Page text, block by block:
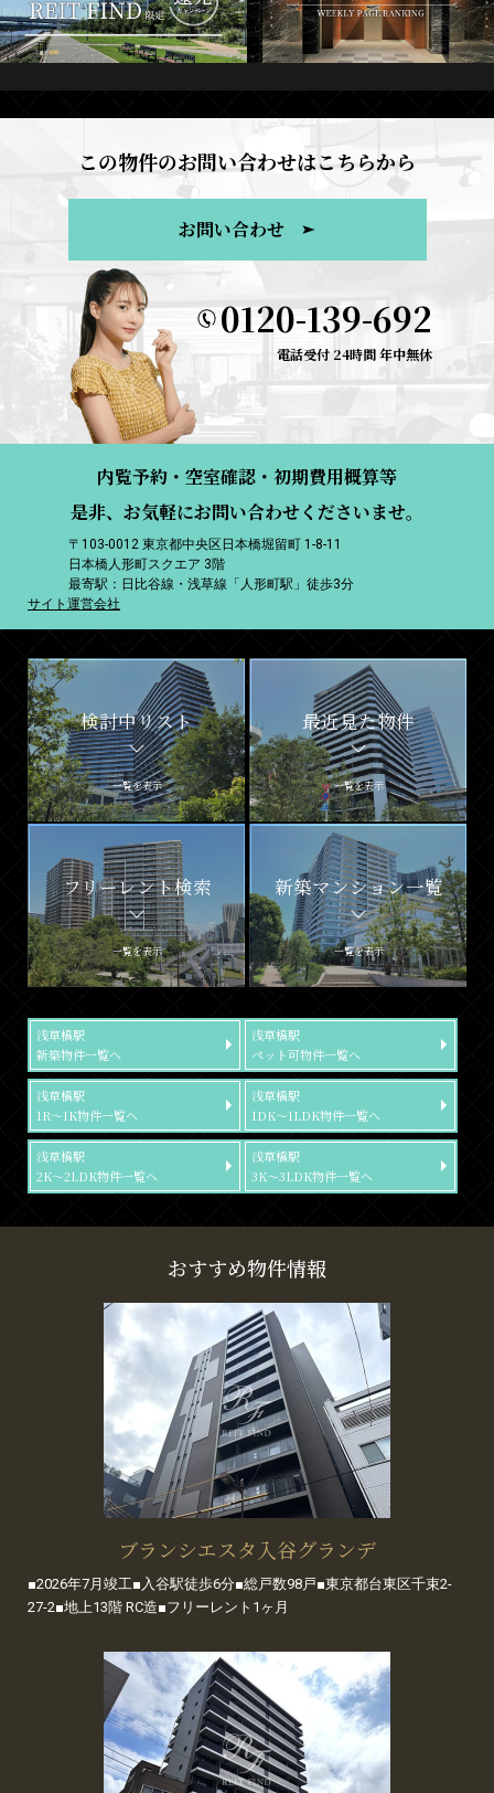
この物件のお問い合わせはこちらから
お問い合わせ
0120-139-692
電話受付 24時間 年中無休
内覧予約・空室確認・初期費用概算等
是非、お気軽にお問い合わせくださいませ。
〒103-0012 東京都中央区日本橋堀留町 1-8-11
日本橋人形町スクエア 3階
最寄駅：日比谷線・浅草線「人形町駅」徒歩3分
サイト運営会社
検討中リスト
一覧を表示
最近見た物件
一覧を表示
フリーレント検索
一覧を表示
新築マンション一覧
一覧を表示
浅草橋駅
新築物件一覧へ
浅草橋駅
ペット可物件一覧へ
浅草橋駅
1R～1K物件一覧へ
浅草橋駅
1DK～1LDK物件一覧へ
浅草橋駅
2K～2LDK物件一覧へ
浅草橋駅
3K～3LDK物件一覧へ
おすすめ物件情報
ブランシエスタ入谷グランデ
■2026年7月竣工■入谷駅徒歩6分■総戸数98戸■東京都台東区千束2-
27-2■地上13階 RC造■フリーレント1ヶ月